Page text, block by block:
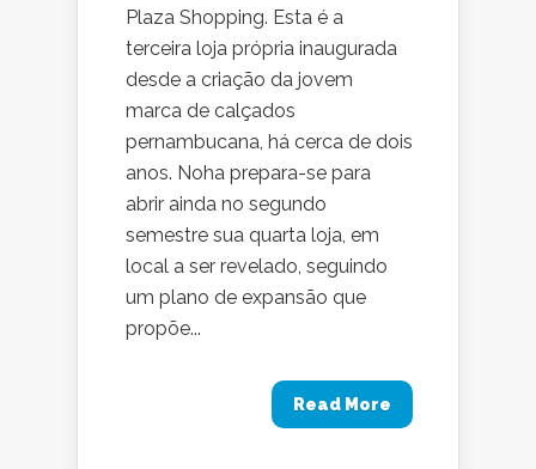
Plaza Shopping. Esta é a
terceira loja própria inaugurada
desde a criação da jovem
marca de calçados
pernambucana, há cerca de dois
anos. Noha prepara-se para
abrir ainda no segundo
semestre sua quarta loja, em
local a ser revelado, seguindo
um plano de expansão que
propõe...
Read More